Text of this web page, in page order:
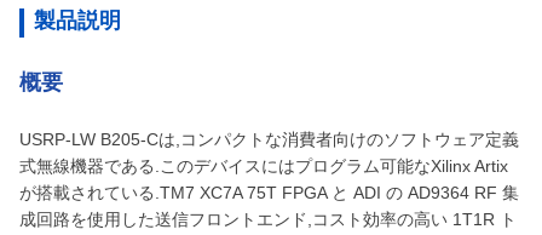
製品説明
概要
USRP-LW B205-Cは,コンパクトな消費者向けのソフトウェア定義
式無線機器である.このデバイスにはプログラム可能なXilinx Artix
が搭載されている. TM7 XC7A 75T FPGA と ADI の AD9364 RF 集
成回路を使用した送信フロントエンド,コスト効率の高い 1T1R ト